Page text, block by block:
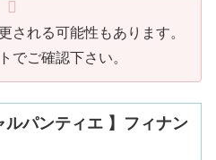
される可能性もあります。
でご確認下さい。
ルパンティエ 】フィナン